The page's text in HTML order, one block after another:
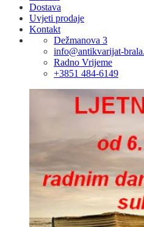
Dostava
Uvjeti prodaje
Kontakt
Dežmanova 3
info@antikvarijat-
Radno Vrijeme
+3851 484-6149